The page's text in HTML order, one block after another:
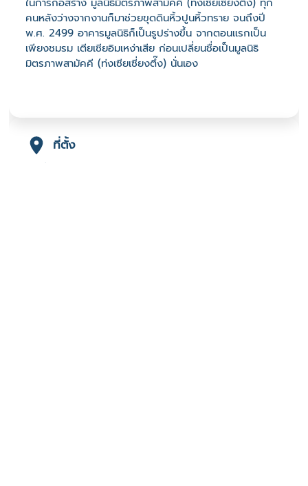
คนหลังว่างจากงานก็มาช่วยขุดดินหิ้วปูนหิ้วทราย จนถึงปี
พ.ศ. 2499 อาคารมูลนิธิก็เป็นรูปร่างขึ้น จากตอนแรกเป็น
เพียงชมรม เตียเซียอิมเหง่าเสีย ก่อนเปลี่ยนชื่อเป็นมูลนิธิ
มิตรภาพสามัคคี (ท่งเซียเซี่ยงตึ๊ง) นั่นเอง
ที่ตั้ง